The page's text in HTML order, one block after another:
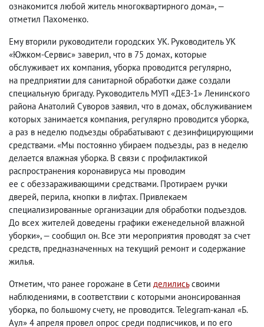
ознакомится любой житель многоквартирного дома», —
отметил Пахоменко.
Ему вторили руководители городских УК. Руководитель УК
«Южком-Сервис» заверил, что в 75 домах, которые
обслуживает их компания, уборка проводится регулярно,
на предприятии для санитарной обработки даже создали
специальную бригаду. Руководитель МУП «ДЕЗ-1» Ленинского
района Анатолий Суворов заявил, что в домах, обслуживанием
которых занимается компания, регулярно проводится уборка,
а раз в неделю подъезды обрабатывают с дезинфицирующими
средствами. «Мы постоянно убираем подъезды, раз в неделю
делается влажная уборка. В связи с профилактикой
распространения коронавируса мы проводим
ее с обеззараживающими средствами. Протираем ручки
дверей, перила, кнопки в лифтах. Привлекаем
специализированные организации для обработки подъездов.
До всех жителей доведены графики еженедельной влажной
уборки», — сообщил он. Все эти мероприятия проводят за счет
средств, предназначенных на текущий ремонт и содержание
жилья.
Отметим, что ранее горожане в Сети делилисьсвоими
наблюдениями, в соответствии с которыми анонсированная
уборка, по большому счету, не проводится. Telegram-канал «Б.
Аул» 4 апреля провел опрос среди подписчиков, и по его